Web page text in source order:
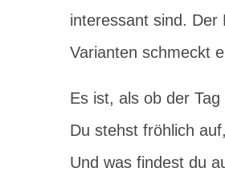
interessant sind. Der
Varianten schmeckt
Es ist, als ob der
Du stehst fröhlich
Und was findest du